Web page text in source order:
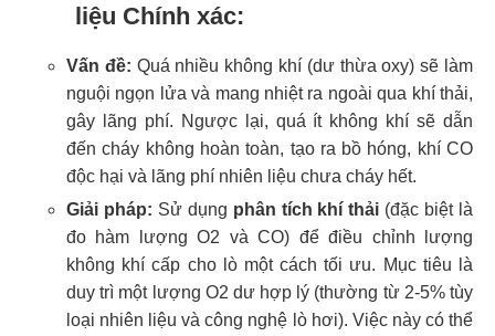
liệu Chính xác:
Vấn đề: Quá nhiều không khí (dư thừa oxy) sẽ làm
nguội ngọn lửa và mang nhiệt ra ngoài qua khí thải,
gây lãng phí. Ngược lại, quá ít không khí sẽ dẫn
đến cháy không hoàn toàn, tạo ra bồ hóng, khí CO
độc hại và lãng phí nhiên liệu chưa cháy hết.
Giải pháp: Sử dụng phân tích khí thải (đặc biệt là
đo hàm lượng O2 và CO) để điều chỉnh lượng
không khí cấp cho lò một cách tối ưu. Mục tiêu là
duy trì một lượng O2 dư hợp lý (thường từ 2-5% tùy
loại nhiên liệu và công nghệ lò hơi). Việc này có thể